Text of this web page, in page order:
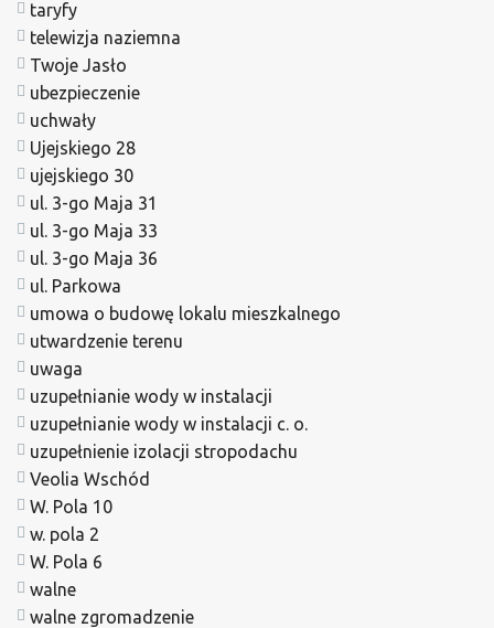
taryfy
telewizja naziemna
Twoje Jasło
ubezpieczenie
uchwały
Ujejskiego 28
ujejskiego 30
ul. 3-go Maja 31
ul. 3-go Maja 33
ul. 3-go Maja 36
ul. Parkowa
umowa o budowę lokalu mieszkalnego
utwardzenie terenu
uwaga
uzupełnianie wody w instalacji
uzupełnianie wody w instalacji c. o.
uzupełnienie izolacji stropodachu
Veolia Wschód
W. Pola 10
w. pola 2
W. Pola 6
walne
walne zgromadzenie